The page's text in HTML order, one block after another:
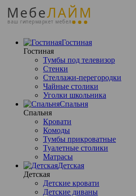
МебеЛАЙМ
ваш гипермаркет мебели
Гостиная
Гостиная
Тумбы под телевизор
Стенки
Стеллажи-перегородки
Чайные столики
Уголки школьника
Спальня
Спальня
Кровати
Комоды
Тумбы прикроватные
Туалетные столики
Матрасы
Детская
Детская
Детские кровати
Детские диваны